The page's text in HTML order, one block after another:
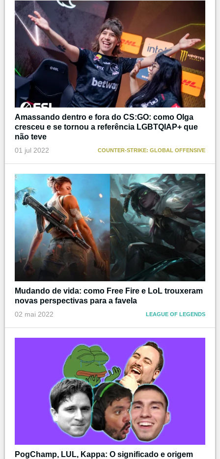
Amassando dentro e fora do CS:GO: como Olga
cresceu e se tornou a referência LGBTQIAP+ que
não teve
01 jul 2022 COUNTER-STRIKE: GLOBAL OFFENSIVE
Mudando de vida: como Free Fire e LoL trouxeram
novas perspectivas para a favela
02 mai 2022 LEAGUE OF LEGENDS
PogChamp, LUL, Kappa: O significado e origem